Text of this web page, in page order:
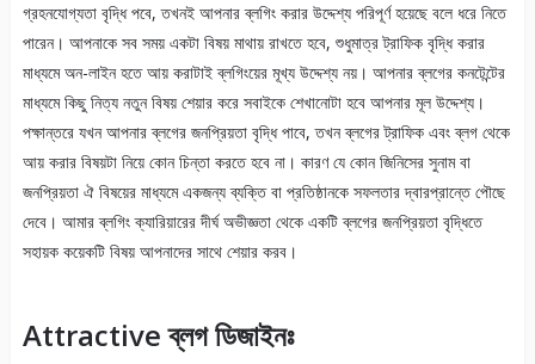
গ্রহনযোগ্যতা বৃদ্ধি পবে, তখনই আপনার ব্লগিং করার উদ্দেশ্য পরিপূর্ণ হয়েছে বলে ধরে নিতে
পারেন। আপনাকে সব সময় একটা বিষয় মাথায় রাখতে হবে, শুধুমাত্র ট্রাফিক বৃদ্ধি করার
মাধ্যমে অন-লাইন হতে আয় করাটাই ব্লগিংয়ের মূখ্য উদ্দেশ্য নয়। আপনার ব্লগের কনটেন্টের
মাধ্যমে কিছু নিত্য নতুন বিষয় শেয়ার করে সবাইকে শেখানোটা হবে আপনার মূল উদ্দেশ্য।
পক্ষান্তরে যখন আপনার ব্লগের জনপ্রিয়তা বৃদ্ধি পাবে, তখন ব্লগের ট্রাফিক এবং ব্লগ থেকে
আয় করার বিষয়টা নিয়ে কোন চিন্তা করতে হবে না। কারণ যে কোন জিনিসের সুনাম বা
জনপ্রিয়তা ঐ বিষয়ের মাধ্যমে একজন্য ব্যক্তি বা প্রতিষ্ঠানকে সফলতার দ্বারপ্রান্তে পৌছে
দেবে। আমার ব্লগিং ক্যারিয়ারের দীর্ঘ অভীজ্ঞতা থেকে একটি ব্লগের জনপ্রিয়তা বৃদ্ধিতে
সহায়ক কয়েকটি বিষয় আপনাদের সাথে শেয়ার করব।
Attractive ব্লগ ডিজাইনঃ